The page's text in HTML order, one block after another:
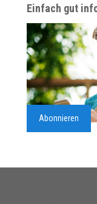
Einfach gut
Abonnieren